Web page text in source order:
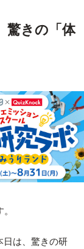
驚きの「体
日は、驚きの研